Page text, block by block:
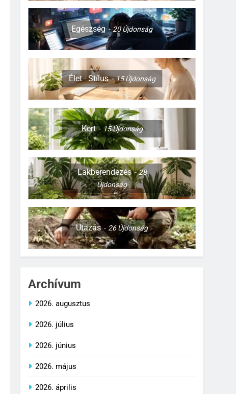
Egészség 20Újdonság
Élet - Stílus 15Újdonság
Kert 15Újdonság
Lakberendezés
28
Újdonság
Utazás 26Újdonság
Archívum
2026. augusztus
2026. július
2026. június
2026. május
2026. április